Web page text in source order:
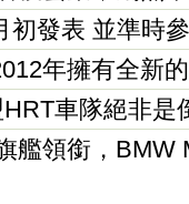
初發表 並準時
年擁有全新
車隊絕非是
艦領銜，BMW